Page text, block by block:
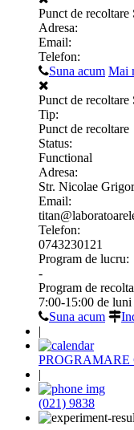
Punct de
Adresa:
Email:
Telefon:
Suna acum Mai
Punct de
Tip:
Punct de recoltare
Status:
Functional
Adresa:
Str. Nicolae
Email:
Telefon:
0743230121
Program de lucru:
-
Program de
7:00-15:00 de
Suna acum
|
PROGRAMARE
|
(021) 9838